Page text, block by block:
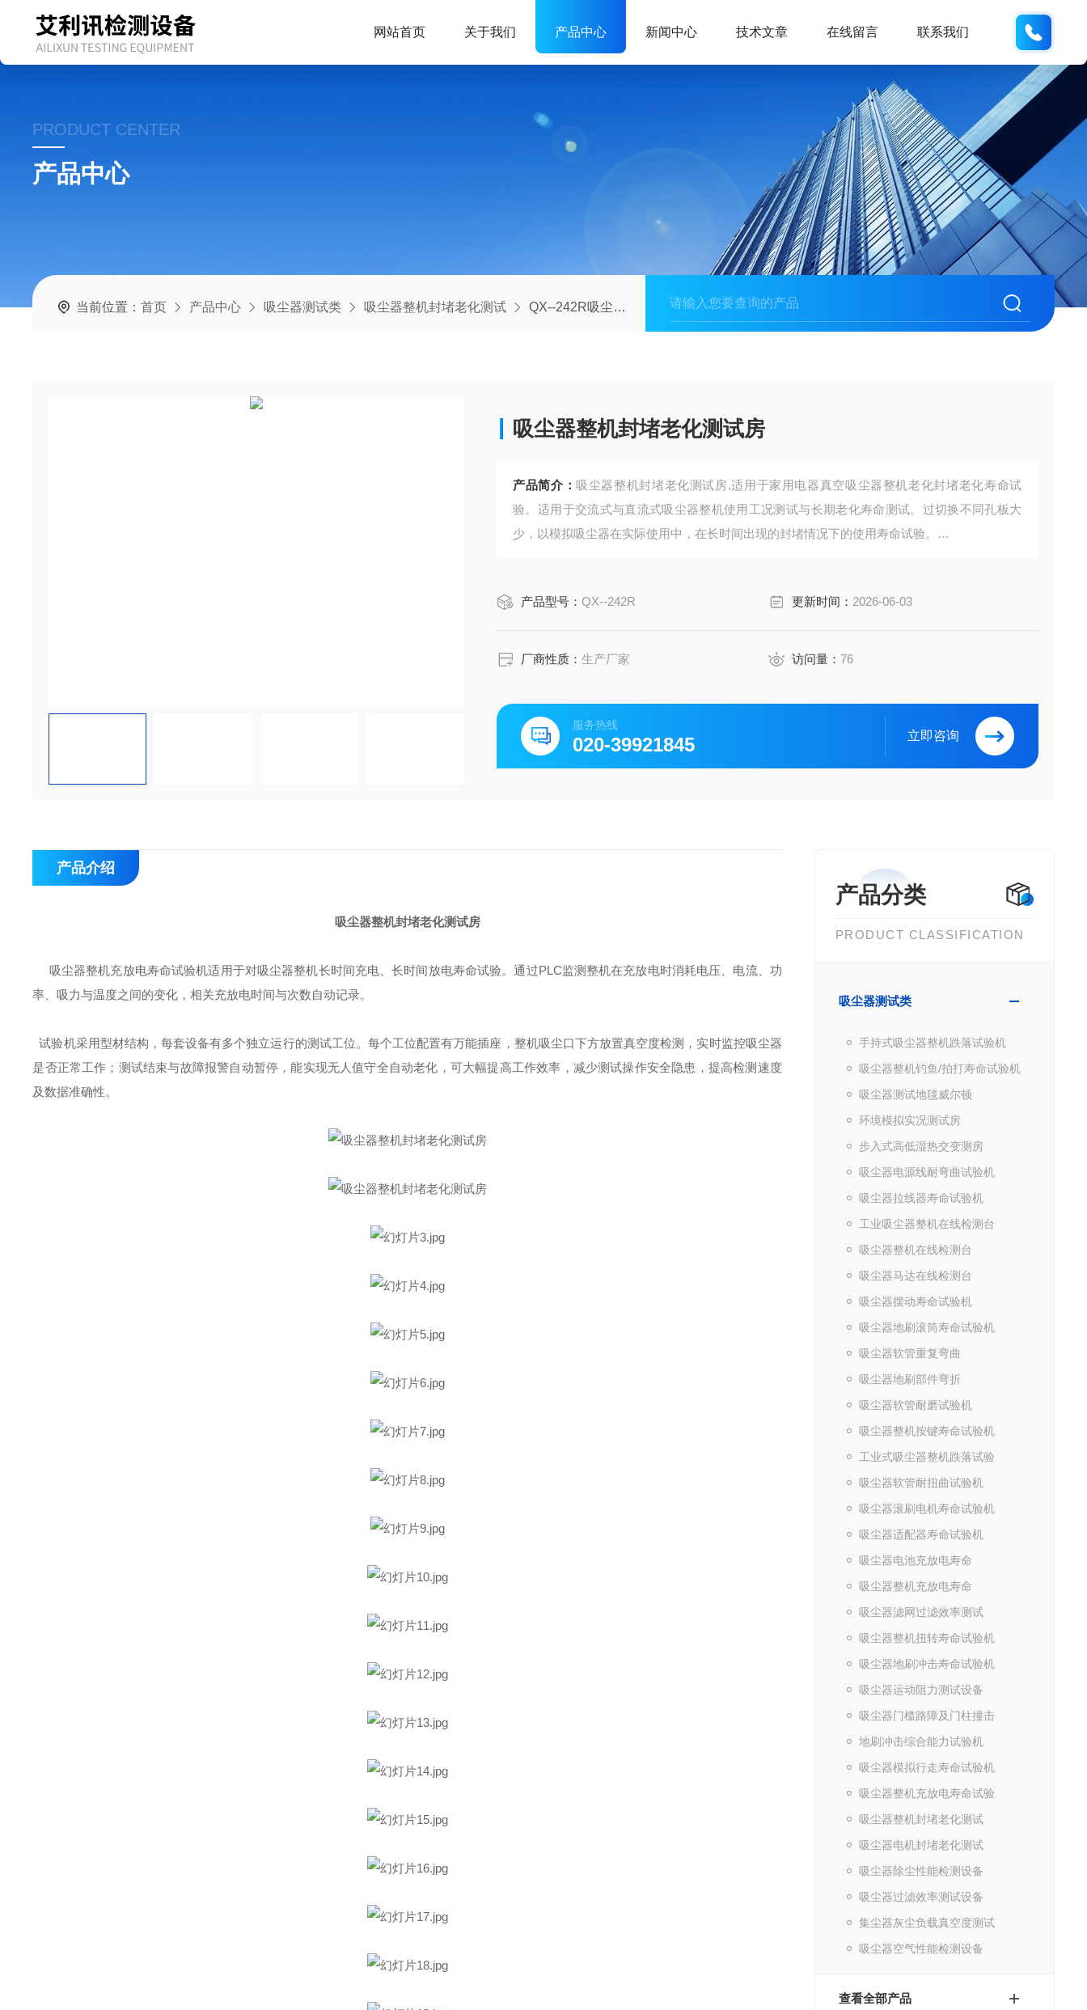
网站首页 关于我们 产品中心 新闻中心 技术文章 在线留言 联系我们
PRODUCT CENTER
产品中心
当前位置：首页 产品中心 吸尘器测试类 吸尘器整机封堵老化测试 QX--242R吸尘器整机封堵老化测试房
吸尘器整机封堵老化测试房
产品简介：吸尘器整机封堵老化测试房,适用于家用电器真空吸尘器整机老化封堵老化寿命试
验。适用于交流式与直流式吸尘器整机使用工况测试与长期老化寿命测试。过切换不同孔板大
少，以模拟吸尘器在实际使用中，在长时间出现的封堵情况下的使用寿命试验。
产品型号：QX--242R 更新时间： 2026-06-03
厂商性质：生产厂家 访问量： 76
服务热线
020-39921845 立即咨询
产品分类
PRODUCT CLASSIFICATION
吸尘器测试类
手持式吸尘器整机跌落试验机
吸尘器整机钓鱼/拍打寿命试验机
吸尘器测试地毯威尔顿
环境模拟实况测试房
步入式高低湿热交变测房
吸尘器电源线耐弯曲试验机
吸尘器拉线器寿命试验机
工业吸尘器整机在线检测台
吸尘器整机在线检测台
吸尘器马达在线检测台
吸尘器摆动寿命试验机
吸尘器地刷滚筒寿命试验机
吸尘器软管重复弯曲
吸尘器地刷部件弯折
吸尘器软管耐磨试验机
吸尘器整机按键寿命试验机
工业式吸尘器整机跌落试验
吸尘器软管耐扭曲试验机
吸尘器滚刷电机寿命试验机
吸尘器适配器寿命试验机
吸尘器电池充放电寿命
吸尘器整机充放电寿命
吸尘器滤网过滤效率测试
吸尘器整机扭转寿命试验机
吸尘器地刷冲击寿命试验机
吸尘器运动阻力测试设备
吸尘器门槛路障及门柱撞击
地刷冲击综合能力试验机
吸尘器模拟行走寿命试验机
吸尘器整机充放电寿命试验
吸尘器整机封堵老化测试
吸尘器电机封堵老化测试
吸尘器除尘性能检测设备
吸尘器过滤效率测试设备
集尘器灰尘负载真空度测试
吸尘器空气性能检测设备
查看全部产品
产品介绍
吸尘器整机封堵老化测试房
吸尘器整机充放电寿命试验机适用于对吸尘器整机长时间充电、长时间放电寿命试验。通过PLC监测整机在充放电时消耗电压、电流、功
率、吸力与温度之间的变化，相关充放电时间与次数自动记录。
试验机采用型材结构，每套设备有多个独立运行的测试工位。每个工位配置有万能插座，整机吸尘口下方放置真空度检测，实时监控吸尘器
是否正常工作；测试结束与故障报警自动暂停，能实现无人值守全自动老化，可大幅提高工作效率，减少测试操作安全隐患，提高检测速度
及数据准确性。